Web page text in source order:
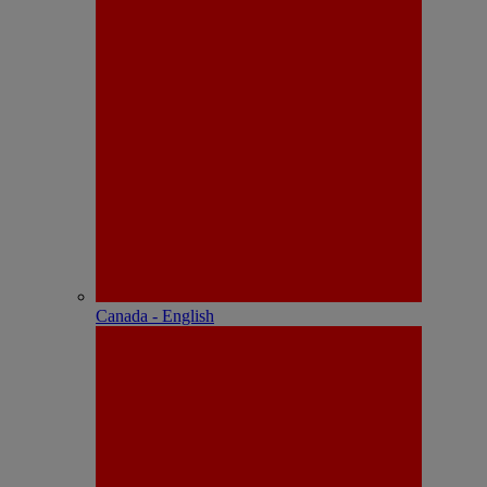
Canada - English